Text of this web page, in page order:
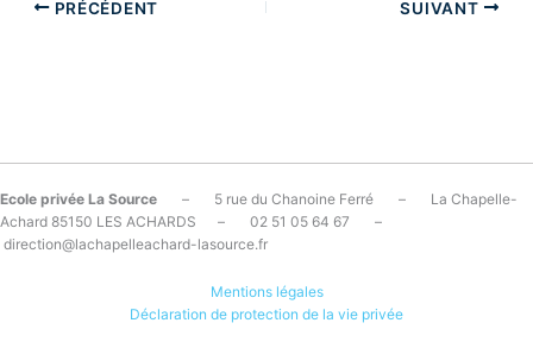
PRÉCÉDENT SUIVANT
Ecole privée La Source – 5 rue du Chanoine Ferré – La Chapelle-
Achard 85150 LES ACHARDS – 02 51 05 64 67 –
direction@lachapelleachard-lasource.fr
Mentions légales
Déclaration de protection de la vie privée